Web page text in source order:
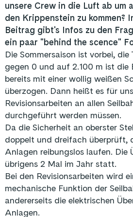
unsere Crew in die Luft ab um
den Krippenstein zu kommen?
Beitrag gibt's Infos zu den
ein paar "behind the scence"
Die Sommersaison ist vorbei, die
gegen 0 und auf 2.100 m ist die
bereits mit einer wollig weißen
überzogen. Dann heißt es für
Revisionsarbeiten an allen
durchgeführt werden müssen.
Da die Sicherheit an oberster
doppelt und dreifach überprüft,
Anlagen reibungslos laufen. Die
übrigens 2 Mal im Jahr statt.
Bei den Revisionsarbeiten wird
mechanische Funktion der
andererseits die elektrischen
Anlagen.